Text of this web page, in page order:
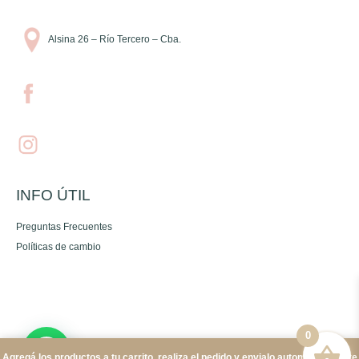
Alsina 26 – Río Tercero – Cba.
INFO ÚTIL
Preguntas Frecuentes
Políticas de cambio
0